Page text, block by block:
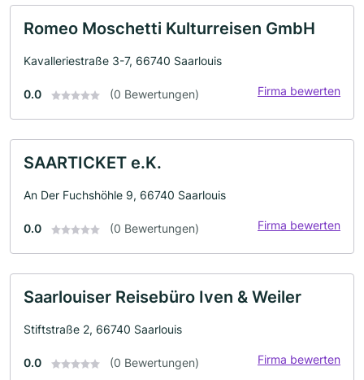
Romeo Moschetti Kulturreisen GmbH
Kavalleriestraße 3-7, 66740 Saarlouis
0.0 (0 Bewertungen) Firma bewerten
SAARTICKET e.K.
An Der Fuchshöhle 9, 66740 Saarlouis
0.0 (0 Bewertungen) Firma bewerten
Saarlouiser Reisebüro Iven & Weiler
Stiftstraße 2, 66740 Saarlouis
0.0 (0 Bewertungen) Firma bewerten